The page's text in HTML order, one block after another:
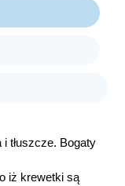
tłuszcze. Bogaty
iż krewetki są